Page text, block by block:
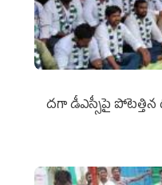
దగా డీఎస్సీపై పోటెత్తిన